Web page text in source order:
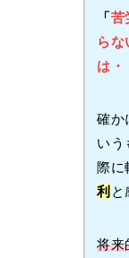
「苦
ら
は・
確か
いう
際に
利 と
将来